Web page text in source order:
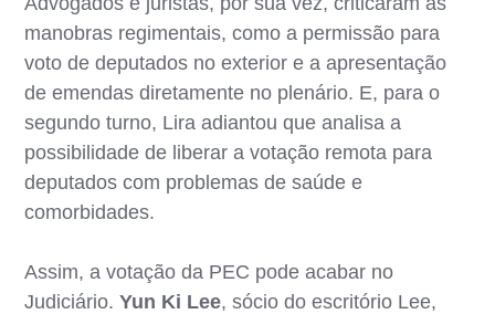
manobras regimentais, como a permissão para
voto de deputados no exterior e a apresentação
de emendas diretamente no plenário. E, para o
segundo turno, Lira adiantou que analisa a
possibilidade de liberar a votação remota para
deputados com problemas de saúde e
comorbidades.
Assim, a votação da PEC pode acabar no
Judiciário.Yun Ki Lee, sócio do escritório Lee,